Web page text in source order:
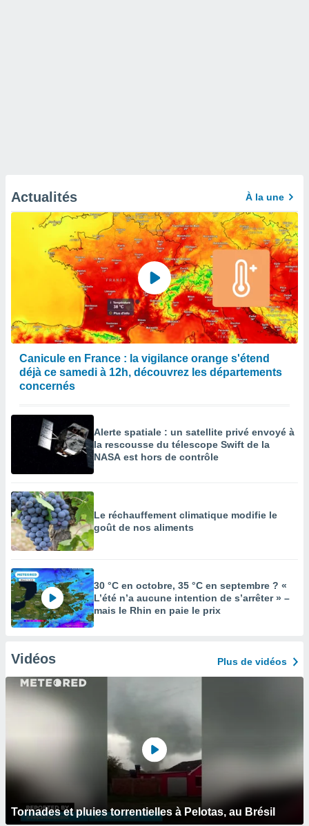
Actualités À la une
Canicule en France : la vigilance orange s'étend
déjà ce samedi à 12h, découvrez les départements
concernés
Alerte spatiale : un satellite privé envoyé à
la rescousse du télescope Swift de la
NASA est hors de contrôle
Le réchauffement climatique modifie le
goût de nos aliments
30 °C en octobre, 35 °C en septembre ? «
L’été n’a aucune intention de s’arrêter » –
mais le Rhin en paie le prix
Vidéos Plus de vidéos
Tornades et pluies torrentielles à Pelotas, au Brésil